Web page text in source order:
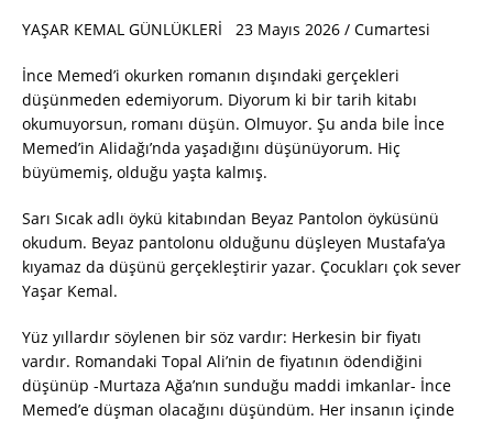
YAŞAR KEMAL GÜNLÜKLERİ 23 Mayıs 2026 / Cumartesi
İnce Memed’i okurken romanın dışındaki gerçekleri
düşünmeden edemiyorum. Diyorum ki bir tarih kitabı
okumuyorsun, romanı düşün. Olmuyor. Şu anda bile İnce
Memed’in Alidağı’nda yaşadığını düşünüyorum. Hiç
büyümemiş, olduğu yaşta kalmış.
Sarı Sıcak adlı öykü kitabından Beyaz Pantolon öyküsünü
okudum. Beyaz pantolonu olduğunu düşleyen Mustafa’ya
kıyamaz da düşünü gerçekleştirir yazar. Çocukları çok sever
Yaşar Kemal.
Yüz yıllardır söylenen bir söz vardır: Herkesin bir fiyatı
vardır. Romandaki Topal Ali’nin de fiyatının ödendiğini
düşünüp -Murtaza Ağa’nın sunduğu maddi imkanlar- İnce
Memed’e düşman olacağını düşündüm. Her insanın içinde